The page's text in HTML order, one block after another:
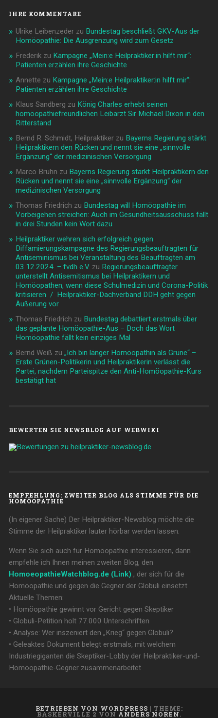
IHRE KOMMENTARE
Ulrike Leibenzederzu Bundestag beschließt GKV-Aus der
Homöopathie: Die Ausgrenzung wird zum Gesetz
Frederikzu Kampagne „Mein:e Heilpraktiker:in hilft mir“:
Patienten erzählen ihre Geschichte
Annette zu Kampagne „Mein:e Heilpraktiker:in hilft mir“:
Patienten erzählen ihre Geschichte
Klaus Sandberg zu König Charles erhebt seinen
homöopathiefreundlichen Leibarzt Sir Michael Dixon in den
Ritterstand
Bernd R. Schmidt, Heilpraktikerzu Bayerns Regierung stärkt
Heilpraktikern den Rücken und nennt sie eine „sinnvolle
Ergänzung“ der medizinischen Versorgung
Marco Bruhn zu Bayerns Regierung stärkt Heilpraktikern den
Rücken und nennt sie eine „sinnvolle Ergänzung“ der
medizinischen Versorgung
Thomas Friedrich zu Bundestag will Homöopathie im
Vorbeigehen streichen: Auch im Gesundheitsausschuss fällt
in drei Stunden kein Wort dazu
Heilpraktiker wehren sich erfolgreich gegen
Diffamierungskampagne des Regierungsbeauftragten für
Antiseminismus bei Veranstaltung des Beauftragten am
03.12.2024. – fvdh e.V. zu Regierungsbeauftragter
unterstellt Antisemitismus bei Heilpraktikern und
Homöopathen, wenn diese Schulmedizin und Corona-Politik
kritisieren / Heilpraktiker-Dachverband DDH geht gegen
Äußerung vor
Thomas Friedrich zu Bundestag debattiert erstmals über
das geplante Homöopathie-Aus – Doch das Wort
Homöopathie fällt kein einziges Mal
Bernd Weiß zu „Ich bin länger Homöopathin als Grüne“ –
Erste Grünen-Politikerin und Heilpraktikerin verlässt die
Partei, nachdem Parteispitze den Anti-Homöopathie-Kurs
bestätigt hat
BEWERTEN SIE NEWSBLOG AUF WEBWIKI
EMPFEHLUNG: ZWEITER BLOG ALS STIMME FÜR DIE
HOMÖOPATHIE
(In eigener Sache) Der Heilpraktiker-Newsblog möchte die
Stimme der Heilpraktiker lauter hörbar werden lassen.
Wenn Sie sich auch für Homöopathie interessieren, dann
empfehle ich Ihnen meinen zweiten Blog, den
HomoeopathieWatchblog.de (Link) , der sich für die
Homöopathie und gegen die Gegner der Globuli einsetzt.
Aktuelle Themen:
• Homöopathie gewinnt vor Gericht gegen Skeptiker
• Globuli-Petition holt 77.000 Unterschriften
• Analyse: Wer inszeniert den „Krieg“ gegen Globuli?
• Geleaktes Dokument belegt erstmals, mit welchem
Industriegiganten die Skeptiker-Lobby der Heilpraktiker-und-
Homöopathie-Gegner zusammenarbeitet
BETRIEBEN VON WORDPRESS | THEME:
BASKERVILLE 2 VON ANDERS NOREN.